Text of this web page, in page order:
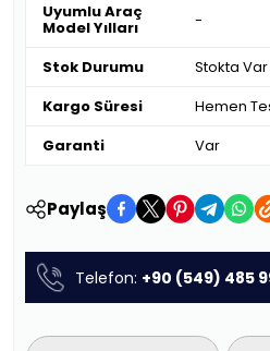
Uyumlu Araç
Model Yılları -
Stok Durumu
Stokta Var
Kargo Süresi
Hemen
Garanti
Var
Paylaş
Telefon: +90 (549) 485